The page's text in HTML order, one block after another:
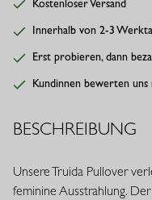
Kostenloser Versand
Innerhalb von 2-3
Erst probieren, dann
Kundinnen bewerten uns
BESCHREIBUNG
Unsere Truida Pullover
feminine Ausstrahlung.